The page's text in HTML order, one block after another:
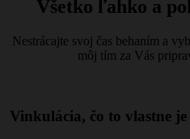
Všetko ľahko a
Nestrácajte svoj čas behaním a
môj tím za Vás
Vinkulácia, čo to vlastne